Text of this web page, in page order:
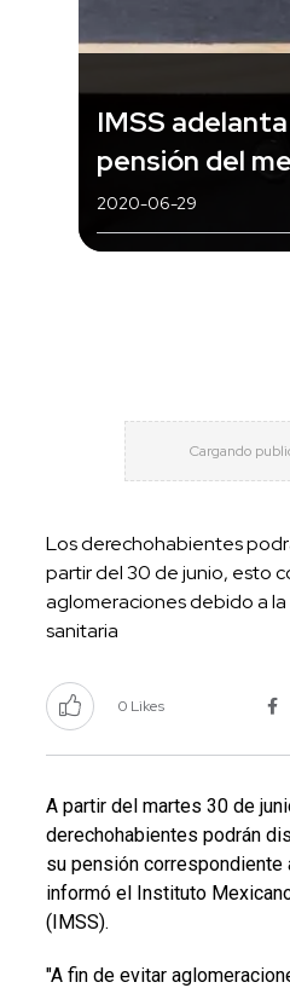
IMSS
pensión del
2020-06-29
Los derechohabientes
partir del 30 de junio, esto
aglomeraciones debido a
sanitaria
0 Likes
A partir del martes 30 de
derechohabientes podrán
su pensión correspondiente
informó el Instituto
(IMSS).
"A fin de evitar